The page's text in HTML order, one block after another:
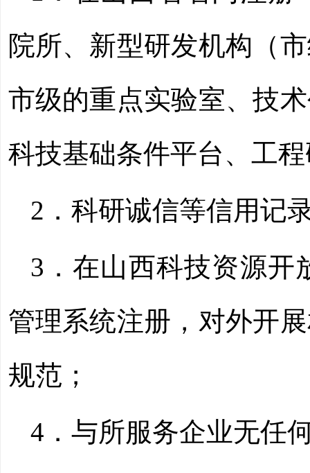
院所、新型研发机构（
市级的重点实验室、技
科技基础条件平台、工
2．科研诚信等信用记
3．在山西科技资源开
管理系统注册，对外开
规范；
4．与所服务企业无任